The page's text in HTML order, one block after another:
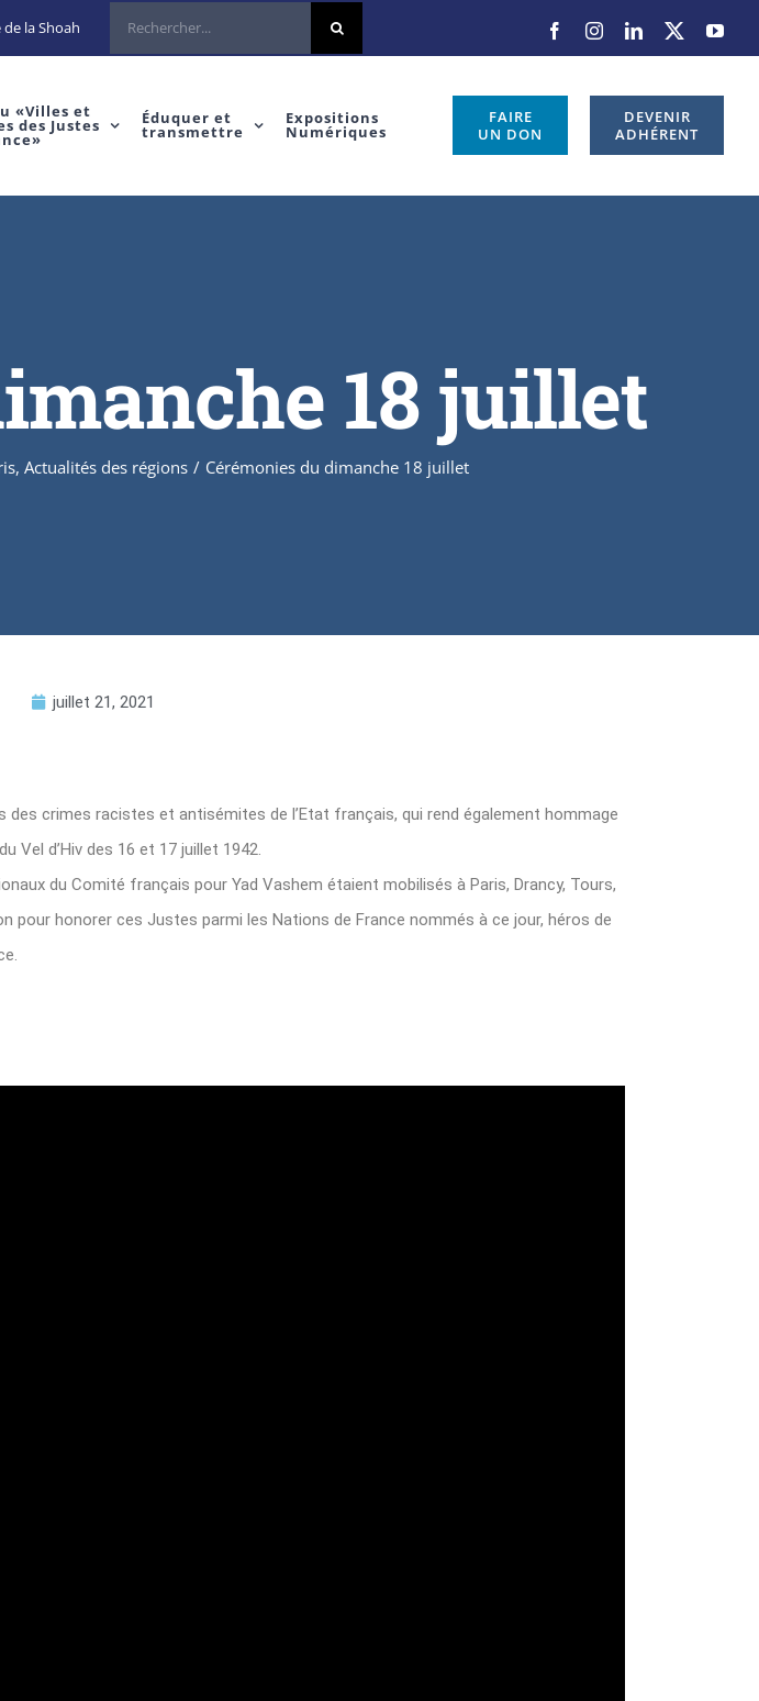
la Shoah
«Villes et
des Justes Éduquer et
transmettre
Expositions
Numériques
FAIRE
UN DON
DEVENIR
ADHÉRENT
18 juillet
, Actualités des régions / Cérémonies du dimanche 18 juillet
juillet 21, 2021
crimes racistes et antisémites de l’Etat français, qui rend également hommage
Vel d’Hiv des 16 et 17 juillet 1942.
du Comité français pour Yad Vashem étaient mobilisés à Paris, Drancy, Tours,
pour honorer ces Justes parmi les Nations de France nommés à ce jour, héros de